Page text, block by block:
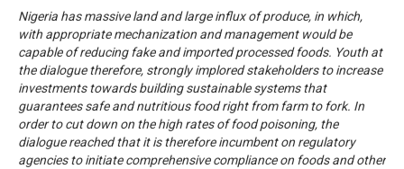
Nigeria has massive land and large influx of produce, in which,
with appropriate mechanization and management would be
capable of reducing fake and imported processed foods. Youth at
the dialogue therefore, strongly implored stakeholders to increase
investments towards building sustainable systems that
guarantees safe and nutritious food right from farm to fork. In
order to cut down on the high rates of food poisoning, the
dialogue reached that it is therefore incumbent on regulatory
agencies to initiate comprehensive compliance on foods and other